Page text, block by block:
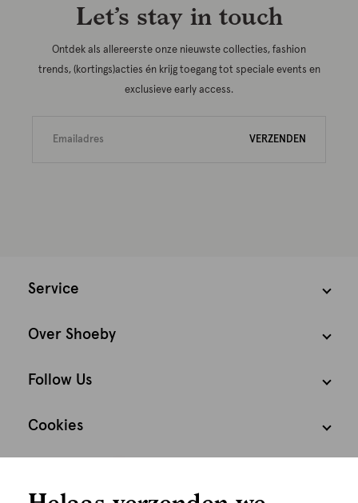
Let’s stay in touch
Ontdek als allereerste onze nieuwste collecties, fashion
trends, (kortings)acties én krijg toegang tot speciale events en
exclusieve early access.
VERZENDEN
Service
Over Shoeby
Follow Us
Cookies